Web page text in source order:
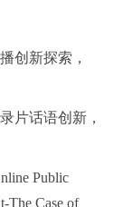
创新探索，
片话语创新，
Public
The Case of